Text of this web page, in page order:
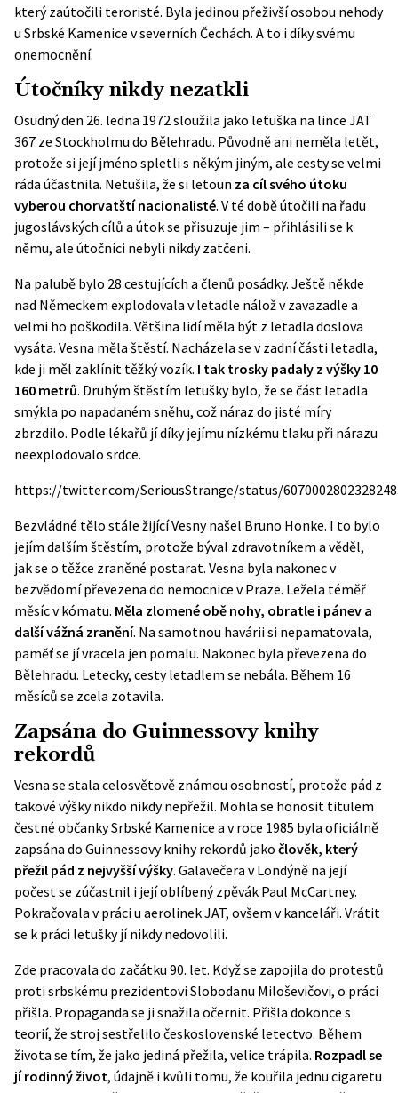
který zaútočili teroristé. Byla jedinou přeživší osobou nehody
u Srbské Kamenice v severních Čechách. A to i díky svému
onemocnění.
Útočníky nikdy nezatkli
Osudný den 26. ledna 1972 sloužila jako letuška na lince JAT
367 ze Stockholmu do Bělehradu. Původně ani neměla letět,
protože si její jméno spletli s někým jiným, ale cesty se velmi
ráda účastnila. Netušila, že si letoun za cíl svého útoku
vyberou chorvatští nacionalisté. V té době útočili na řadu
jugoslávských cílů a útok se přisuzuje jim – přihlásili se k
němu, ale útočníci nebyli nikdy zatčeni.
Na palubě bylo 28 cestujících a členů posádky. Ještě někde
nad Německem explodovala v letadle nálož v zavazadle a
velmi ho poškodila. Většina lidí měla být z letadla doslova
vysáta. Vesna měla štěstí. Nacházela se v zadní části letadla,
kde ji měl zaklínit těžký vozík. I tak trosky padaly z výšky 10
160 metrů. Druhým štěstím letušky bylo, že se část letadla
smýkla po napadaném sněhu, což náraz do jisté míry
zbrzdilo. Podle lékařů jí díky jejímu nízkému tlaku při nárazu
neexplodovalo srdce.
https://twitter.com/SeriousStrange/status/
Bezvládné tělo stále žijící Vesny našel Bruno Honke. I to bylo
jejím dalším štěstím, protože býval zdravotníkem a věděl,
jak se o těžce zraněné postarat. Vesna byla nakonec v
bezvědomí převezena do nemocnice v Praze. Ležela téměř
měsíc v kómatu. Měla zlomené obě nohy, obratle i pánev a
další vážná zranění. Na samotnou havárii si nepamatovala,
paměť se jí vracela jen pomalu. Nakonec byla převezena do
Bělehradu. Letecky, cestyletadlem se nebála. Během 16
měsíců se zcela zotavila.
Zapsána do Guinnessovy knihy
rekordů
Vesna se stala celosvětově známou osobností, protože pád z
takové výšky nikdo nikdy nepřežil. Mohla se honosit titulem
čestné občanky Srbské Kamenice a v roce 1985 byla oficiálně
zapsána do Guinnessovy knihy rekordů jako člověk, který
přežil pád z nejvyšší výšky. Galavečera v Londýně na její
počest se zúčastnil i její oblíbený zpěvák Paul McCartney.
Pokračovala v práci u aerolinek JAT, ovšem v kanceláři. Vrátit
se k práci letušky jí nikdy nedovolili.
Zde pracovala do začátku 90. let. Když se zapojila do protestů
proti srbskému prezidentovi Slobodanu Miloševičovi, o práci
přišla. Propaganda se ji snažila očernit. Přišla dokonce s
teorií, že stroj sestřelilo československé letectvo. Během
života se tím, že jako jediná přežila, velice trápila. Rozpadl se
jí rodinný život, údajně i kvůli tomu, že kouřila jednu cigaretu